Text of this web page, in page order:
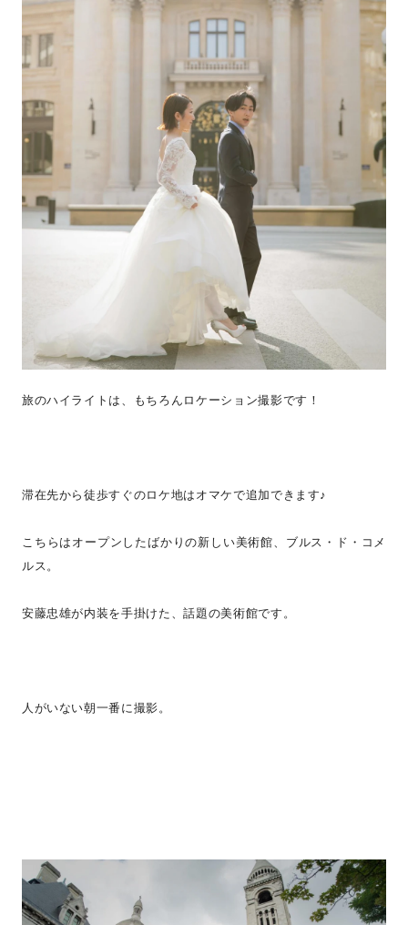
旅のハイライトは、もちろんロケーション撮影です！
滞在先から徒歩すぐのロケ地はオマケで追加できます♪
こちらはオープンしたばかりの新しい美術館、ブルス・ド・コメ
ルス。
安藤忠雄が内装を手掛けた、話題の美術館です。
人がいない朝一番に撮影。